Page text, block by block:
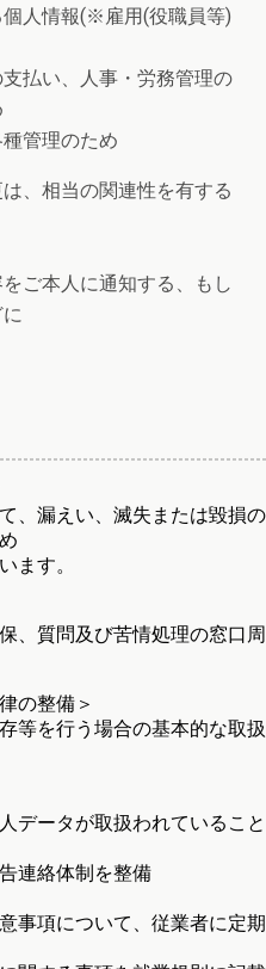
個人情報(※雇用(役職員等)
払い、人事・労務管理の
管理のため
、相当の関連性を有する
ご本人に通知する、もし
、漏えい、滅失または毀損の
ます。
、質問及び苦情処理の窓口周
の整備＞
等を行う場合の基本的な取扱
データが取扱われていること
連絡体制を整備
事項について、従業者に定期